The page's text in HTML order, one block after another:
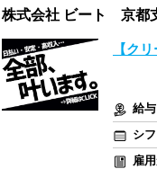
株式会社 ビート 京都
【ク
給与
シ
雇